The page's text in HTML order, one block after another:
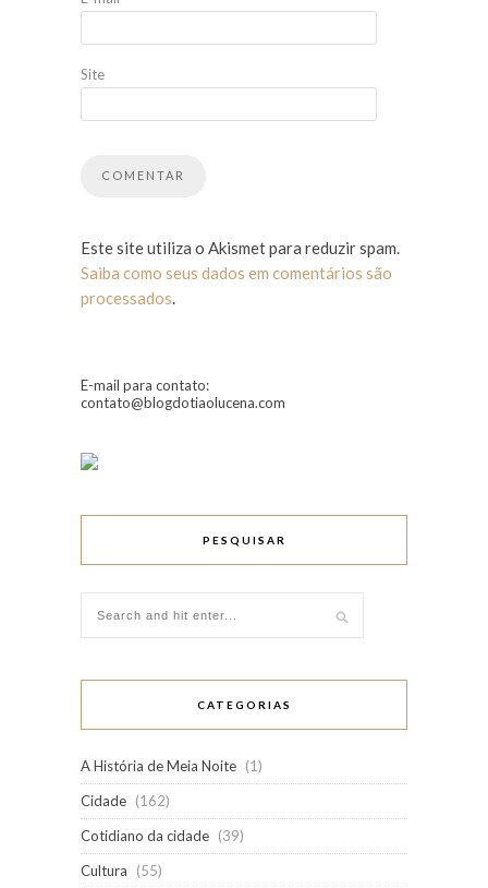
Site
Este site utiliza o Akismet para reduzir spam.
Saiba como seus dados em comentários são
processados.
E-mail para contato:
contato@blogdotiaolucena.com
PESQUISAR
CATEGORIAS
A História de Meia Noite (1)
Cidade (162)
Cotidiano da cidade (39)
Cultura
(55)